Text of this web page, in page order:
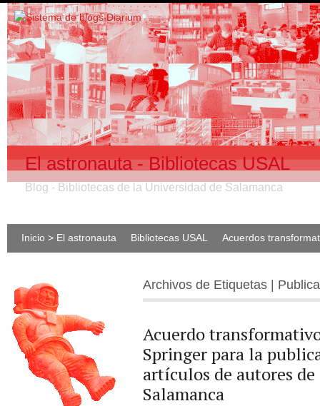
El astronauta - Bibliotecas USAL
Blog - Bibliotecas de la Universidad de Salamanca
Inicio > El astronauta Bibliotecas USAL Acuerdos
Archivos de Etiquetas |
Acuerdo
Springer para la
artículos de autores
Salamanca